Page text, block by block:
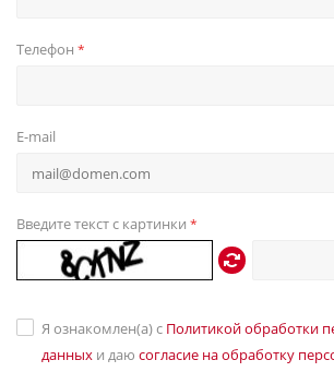
Телефон *
E-mail
Введите текст с картинки *
Я ознакомлен(а) с Политикой обработки
данных и даю согласие на обработку